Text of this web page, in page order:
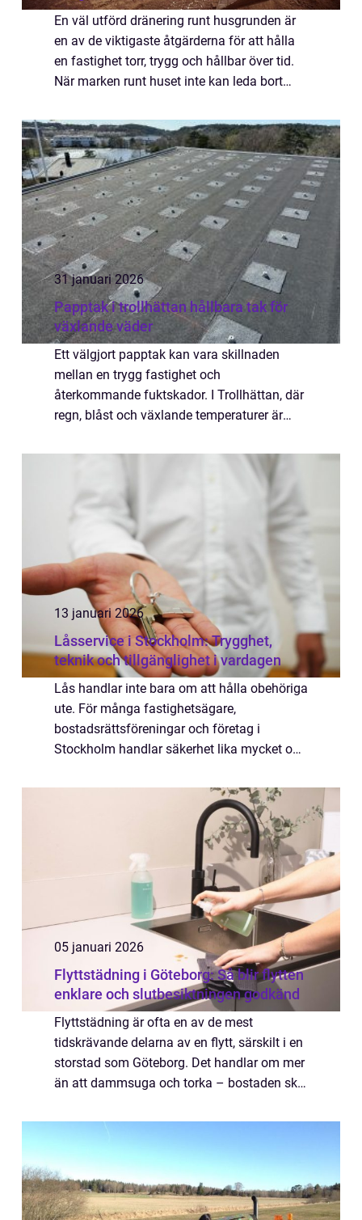
En väl utförd dränering runt husgrunden är
en av de viktigaste åtgärderna för att hålla
en fastighet torr, trygg och hållbar över tid.
När marken runt huset inte kan leda bort
och i värsta fall konstruk...
31 januari 2026
Papptak i trollhättan hållbara tak för
växlande väder
Ett välgjort papptak kan vara skillnaden
mellan en trygg fastighet och
återkommande fuktskador. I Trollhättan, där
regn, blåst och växlande temperaturer är
och hantverk. Ett modernt papptak är långt
13 januari 2026
Låsservice i Stockholm: Trygghet,
teknik och tillgänglighet i vardagen
Lås handlar inte bara om att hålla obehöriga
ute. För många fastighetsägare,
bostadsrättsföreningar och företag i
Stockholm handlar säkerhet lika mycket om
05 januari 2026
Flyttstädning i Göteborg: Så blir flytten
enklare och slutbesiktningen godkänd
Flyttstädning är ofta en av de mest
tidskrävande delarna av en flytt, särskilt i en
storstad som Göteborg. Det handlar om mer
än att dammsuga och torka – bostaden ska